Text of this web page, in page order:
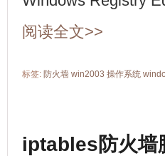
阅读全文>>
标签: 防火墙 win2003 操作系统
iptables防火墙